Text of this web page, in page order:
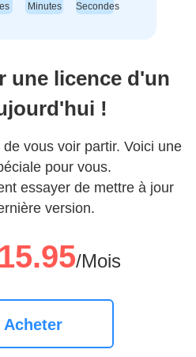
une licence d'un
!
vous voir partir. Voici une
pour vous.
essayer de mettre à jour
version.
/Mois
Acheter
Minutes Secondes